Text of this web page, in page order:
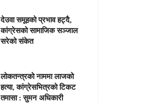
देउवा समूहको प्रभाव हट्दै,
कांग्रेसको सामाजिक सञ्जाल
सरेको संकेत
लोकतन्त्रको नाममा लाजको
हत्या, कांग्रेसभित्रको टिकट
तमासा : सुमन अधिकारी